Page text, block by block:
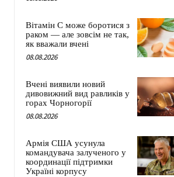
Вітамін C може боротися з
раком — але зовсім не так,
як вважали вчені
08.08.2026
Вчені виявили новий
дивовижний вид равликів у
горах Чорногорії
08.08.2026
Армія США усунула
командувача залученого у
координації підтримки
Україні корпусу